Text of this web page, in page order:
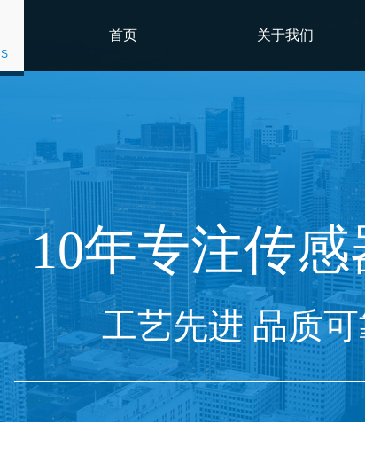
首页 关于我们
10年专注传感
工艺先进 品质